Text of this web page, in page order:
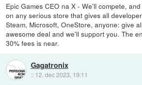
Epic Games CEO na X - We'll compete,
on any serious store that gives all
Steam, Microsoft, OneStore, anyone: give
awesome deal and we'll support you. The
30% fees is near.
Gagatronix
:: 12. dec 2023, 19:11